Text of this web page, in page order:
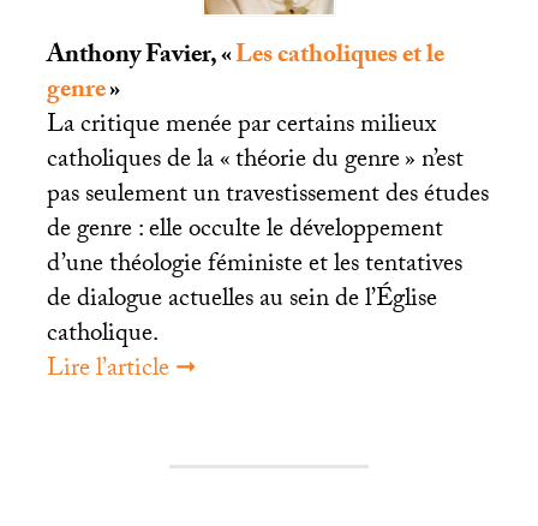
Anthony Favier, «Les catholiques et le
genre»
La critique menée par certains milieux
catholiques de la «théorie du genre» n’est
pas seulement un travestissement des études
de genre : elle occulte le développement
d’une théologie féministe et les tentatives
de dialogue actuelles au sein de l’Église
catholique.
Lire l’article ➞